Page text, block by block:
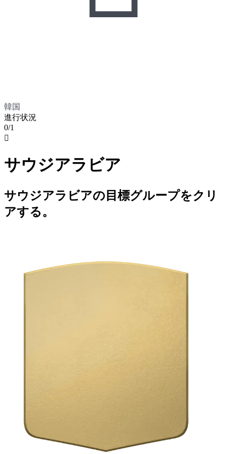
韓国
進行状況
0/1

サウジアラビア
サウジアラビアの目標グループをクリ
アする。